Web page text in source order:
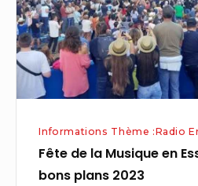
Essonne
(91)
:
les
bons
2023Informations Thème :Radio
Fête de la Musique en
bons plans 2023